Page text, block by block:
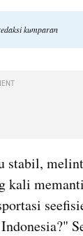
kumparan
stabil,
kali